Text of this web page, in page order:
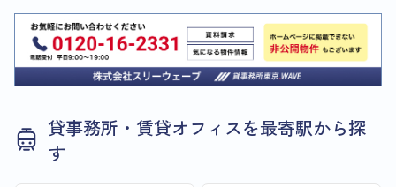
貸事務所・賃貸オフィスを最寄駅から探
す